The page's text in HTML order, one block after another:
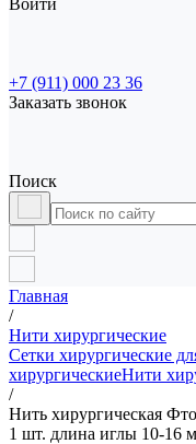
Войти
+7 (911) 000 23 36
Заказать звонок
Поиск
Главная
/
Нити хирургические
Сетки хирургические
хирургическиеНити
/
Нить хирургическая
1 шт. длина иглы 10-16